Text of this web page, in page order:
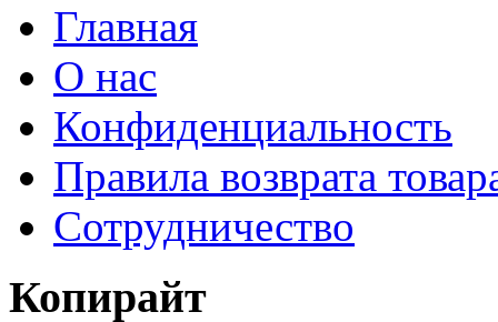
Главная
О нас
Конфиденциальность
Правила возврата
Сотрудничество
Копирайт